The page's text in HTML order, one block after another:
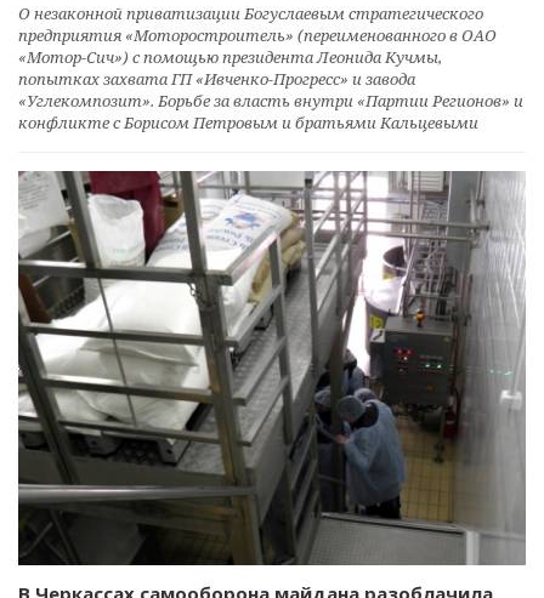
О незаконной приватизации Богуслаевым стратегического
предприятия «Моторостроитель» (переименованного в ОАО
«Мотор-Сич») с помощью президента Леонида Кучмы,
попытках захвата ГП «Ивченко-Прогресс» и завода
«Углекомпозит». Борьбе за власть внутри «Партии Регионов» и
конфликте с Борисом Петровым и братьями Кальцевыми